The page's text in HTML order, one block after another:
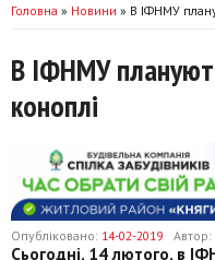
Головна » Новини » В ІФНМУ
В ІФНМУ
коноплі
Опубліковано: 14-02-2019 Автор:
Сьогодні, 14 лютого, в